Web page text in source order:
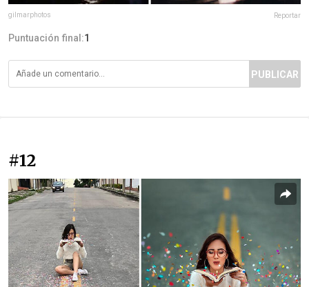
gilmarphotos Reportar
Puntuación final:1
PUBLICAR
#12